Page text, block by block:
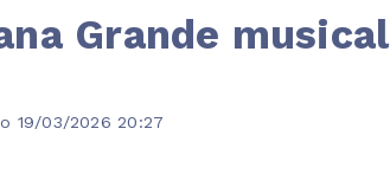
Grande musical
19/03/2026 20:27